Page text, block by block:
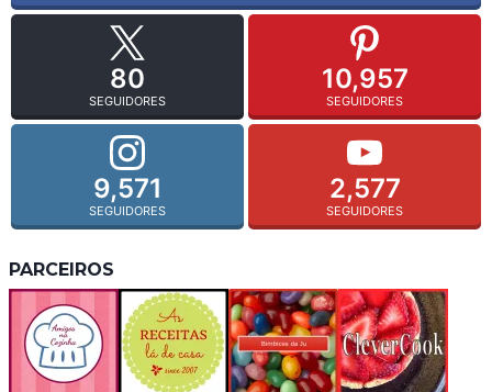
80
SEGUIDORES
10,957
SEGUIDORES
9,571
SEGUIDORES
2,577
SEGUIDORES
PARCEIROS